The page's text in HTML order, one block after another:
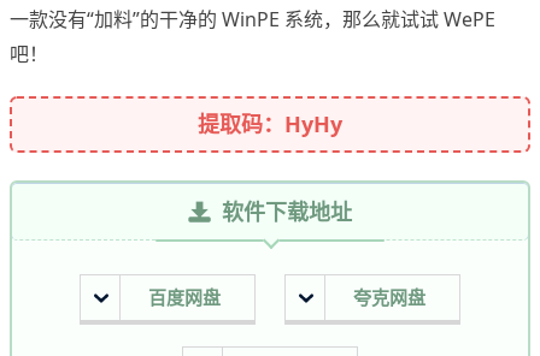
一款没有“加料”的干净的 WinPE 系统，那么就试试 WePE
吧！
提取码：HyHy
软件下载地址
百度网盘 夸克网盘